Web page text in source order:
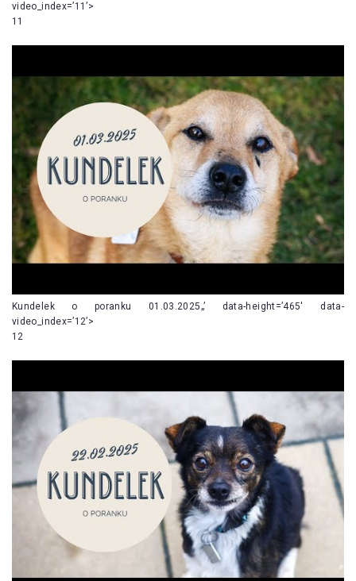
video_index=’11’>
11
Kundelek o poranku 01.03.2025„’ data-height=’465′ data-
video_index=’12’>
12